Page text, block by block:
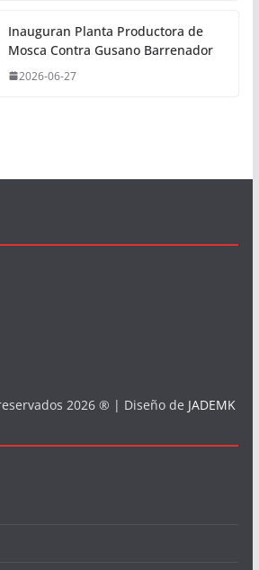
Inauguran Planta Productora de
Mosca Contra Gusano Barrenador
2026-06-27
2026 ® | Diseño de JADEMK